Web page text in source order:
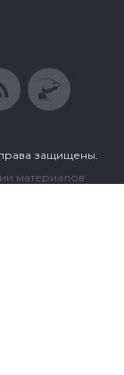
защищены.
материалов